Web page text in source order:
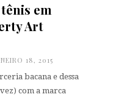
em
Art
18, 2015
bacana e dessa
com a marca